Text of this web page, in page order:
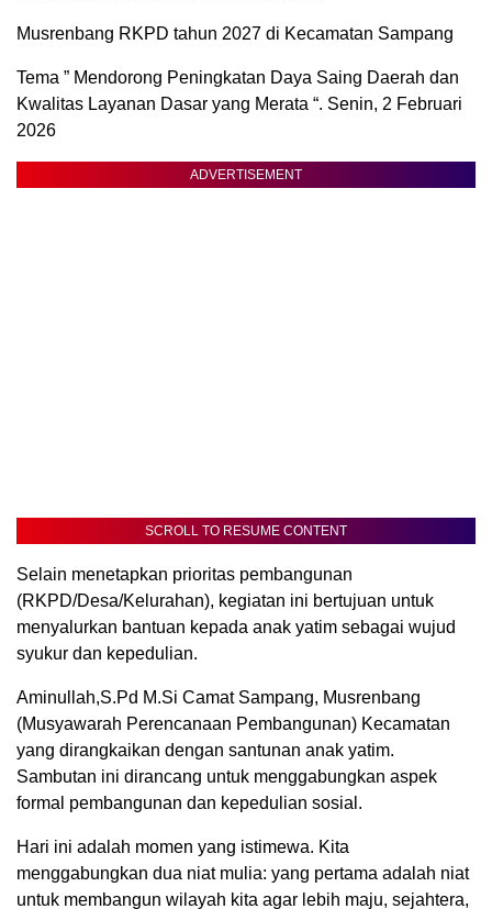
Musrenbang RKPD tahun 2027 di Kecamatan Sampang
Tema ” Mendorong Peningkatan Daya Saing Daerah dan
Kwalitas Layanan Dasar yang Merata “. Senin, 2 Februari
2026
ADVERTISEMENT
SCROLL TO RESUME CONTENT
Selain menetapkan prioritas pembangunan
(RKPD/Desa/Kelurahan), kegiatan ini bertujuan untuk
menyalurkan bantuan kepada anak yatim sebagai wujud
syukur dan kepedulian.
Aminullah,S.Pd M.Si Camat Sampang, Musrenbang
(Musyawarah Perencanaan Pembangunan) Kecamatan
yang dirangkaikan dengan santunan anak yatim.
Sambutan ini dirancang untuk menggabungkan aspek
formal pembangunan dan kepedulian sosial.
Hari ini adalah momen yang istimewa. Kita
menggabungkan dua niat mulia: yang pertama adalah niat
untuk membangun wilayah kita agar lebih maju, sejahtera,